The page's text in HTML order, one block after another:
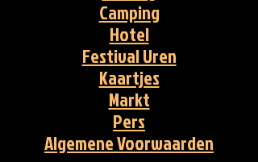
Camping
Hotel
Festival Uren
Kaartjes
Markt
Pers
Algemene Voorwaarden